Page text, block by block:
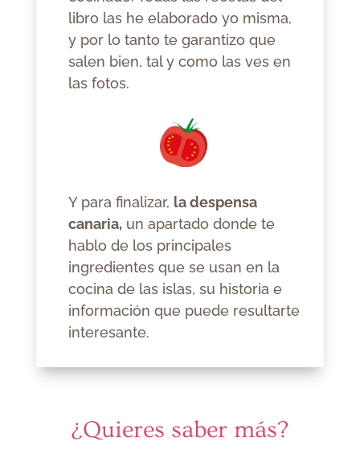
libro las he elaborado yo misma,
y por lo tanto te garantizo que
salen bien, tal y como las ves en
las fotos.
Y para finalizar, la despensa
canaria, un apartado donde te
hablo de los principales
ingredientes que se usan en la
cocina de las islas, su historia e
información que puede resultarte
interesante.
¿Quieres saber más?